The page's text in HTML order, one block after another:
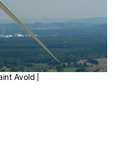
Avold |